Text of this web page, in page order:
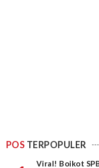
POS TERPOPULER
Viral! Boikot